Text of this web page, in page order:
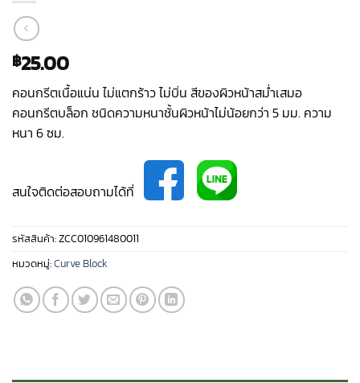
฿25.00
คอนกรีตเนื้อแน่น ไม่แตกร้าว ไม่บิ่น สีของผิวหน้าสม่ำเสมอ
คอนกรีตบล็อก ชนิดความหนาชั้นผิวหน้าไม่น้อยกว่า 5 มม. ความ
หนา 6 ซม.
สนใจติดต่อสอบถามได้ที่
รหัสสินค้า:ZCC010961480011
หมวดหมู่:Curve Block